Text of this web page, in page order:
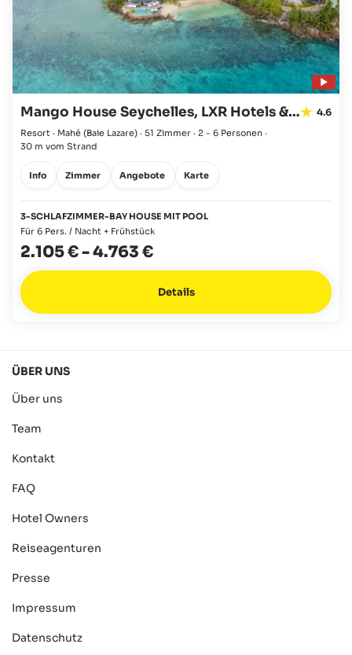
Mango House Seychelles, LXR Hotels & Resorts 4.6
Resort · Mahé (Baie Lazare) · 51 Zimmer · 2 - 6 Personen ·
30 m vom Strand
Info Zimmer Angebote Karte
3-SCHLAFZIMMER-BAY HOUSE MIT POOL
Für 6 Pers. / Nacht + Frühstück
2.105 €-4.763 €
Details
ÜBER UNS
Über uns
Team
Kontakt
FAQ
Hotel Owners
Reiseagenturen
Presse
Impressum
Datenschutz